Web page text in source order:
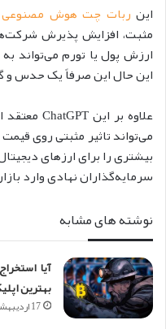
این ربات چت هوش مصنوعی
مثبت، افزایش پذیرش
ارزش پول یا تورم می‌تواند
این حال این صرفاً یک حدس و
علاوه بر این ChatGPT معتقد است که
می‌تواند تاثیر مثبتی روی
بیشتری را برای ارزهای
سرمایه‌گذاران نهادی وارد
نوشته های مشابه
آیا
بهترین
17 اردیبهشت 1404